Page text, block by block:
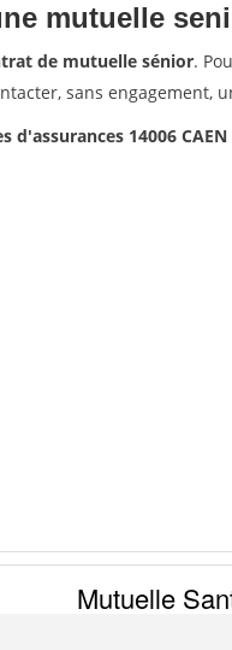
mutuelle
de mutuelle sénior.
sans engagement,
14006 CAEN